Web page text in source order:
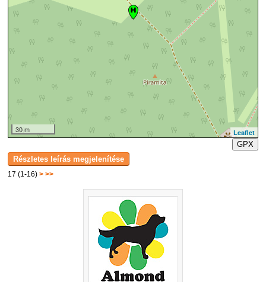
17 (1-16)> >>
30 m
Leaflet
GPX